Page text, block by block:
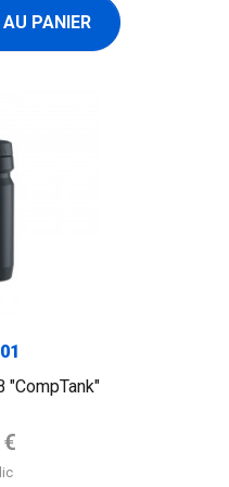
PANIER
"CompTank"
de base